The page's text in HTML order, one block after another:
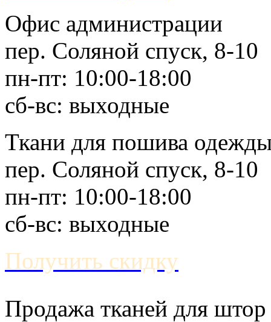
Офис администрации
пер. Соляной спуск, 8-10
пн-пт: 10:00-18:00
сб-вс: выходные
Ткани для пошива
пер. Соляной спуск, 8-10
пн-пт: 10:00-18:00
сб-вс: выходные
Получить скидку
Продажа тканей для